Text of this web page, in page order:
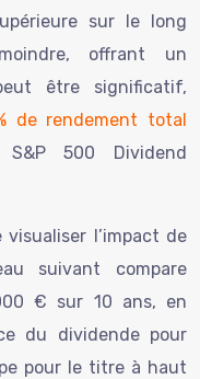
sur le long
offrant un
être significatif,
de rendement total
500 Dividend
l’impact de
suivant compare
€ sur 10 ans, en
du dividende pour
pour le titre à haut